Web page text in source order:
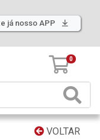
já nosso APP
0
VOLTAR